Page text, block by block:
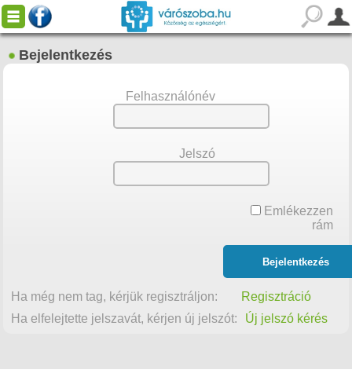
Bejelentkezés
Felhasználónév
Jelszó
Emlékezzen
rám
Ha még nem tag, kérjük regisztráljon:
Regisztráció
Ha elfelejtette jelszavát, kérjen új jelszót:
Új jelszó kérés